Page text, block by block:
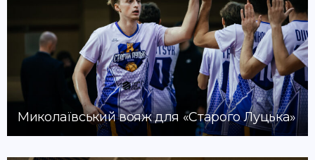
Миколаївський вояж для «Старого Луцька»